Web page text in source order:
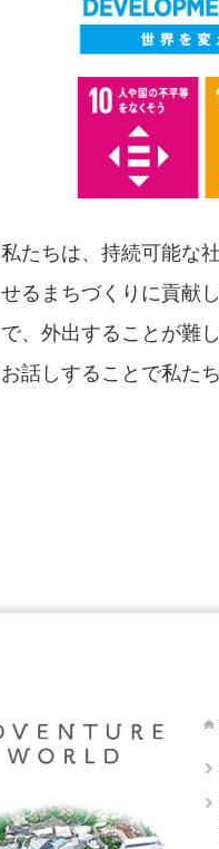
私たちは、持続可能な
せるまちづくりに貢献
で、外出することが難
お話しすることで私た